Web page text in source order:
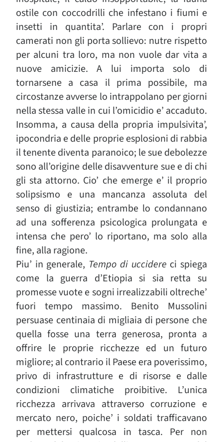
ostile con coccodrilli che infestano i fiumi e
insetti in quantita’. Parlare con i propri
camerati non gli porta sollievo: nutre rispetto
per alcuni tra loro, ma non vuole dar vita a
nuove amicizie. A lui importa solo di
tornarsene a casa il prima possibile, ma
circostanze avverse lo intrappolano per giorni
nella stessa valle in cui l’omicidio e’ accaduto.
Insomma, a causa della propria impulsivita’,
ipocondria e delle proprie esplosioni di rabbia
il tenente diventa paranoico; le sue debolezze
sono all’origine delle disavventure sue e di chi
gli sta attorno. Cio’ che emerge e’ il proprio
solipsismo e una mancanza assoluta del
senso di giustizia; entrambe lo condannano
ad una sofferenza psicologica prolungata e
intensa che pero’ lo riportano, ma solo alla
fine, alla ragione.
Piu’ in generale, Tempo di uccidere ci spiega
come la guerra d’Etiopia si sia retta su
promesse vuote e sogni irrealizzabili oltreche’
fuori tempo massimo. Benito Mussolini
persuase centinaia di migliaia di persone che
quella fosse una terra generosa, pronta a
offrire le proprie ricchezze ed un futuro
migliore; al contrario il Paese era poverissimo,
privo di infrastrutture e di risorse e dalle
condizioni climatiche proibitive. L’unica
ricchezza arrivava attraverso corruzione e
mercato nero, poiche’ i soldati trafficavano
per mettersi qualcosa in tasca. Per non